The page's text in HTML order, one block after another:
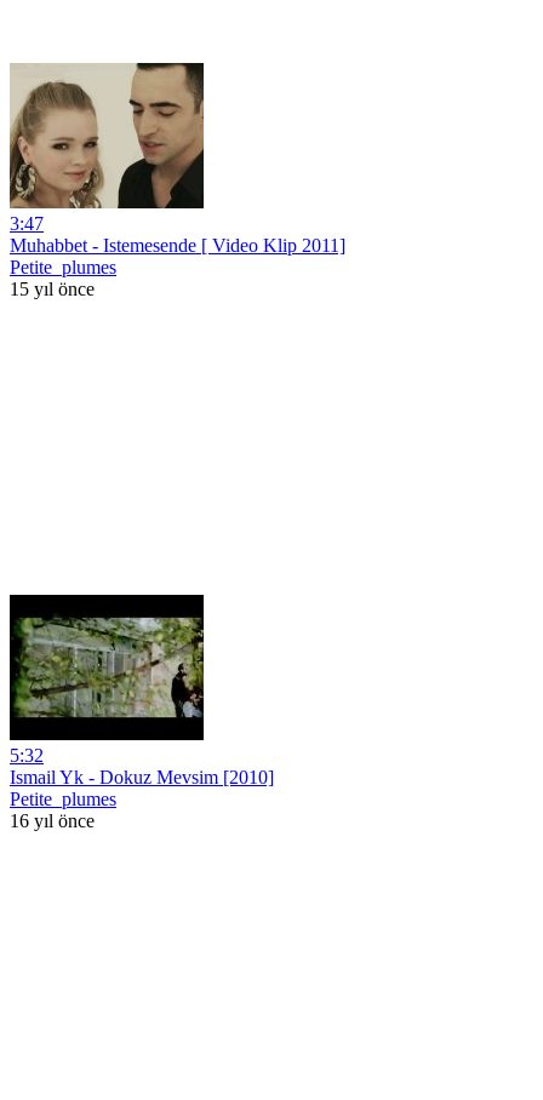
3:47
Muhabbet - Istemesende [ Video Klip 2011]
Petite_plumes
15 yıl önce
5:32
Ismail Yk - Dokuz Mevsim [2010]
Petite_plumes
16 yıl önce